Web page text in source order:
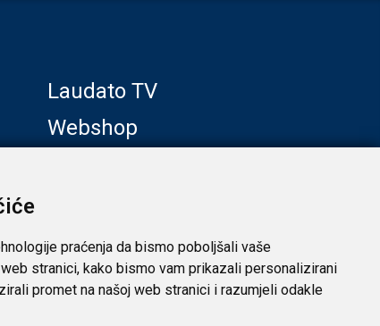
praćenja da bismo poboljšali vaše
stranici, kako bismo vam prikazali personalizirani
promet na našoj web stranici i razumjeli odakle
Laudato TV
Webshop